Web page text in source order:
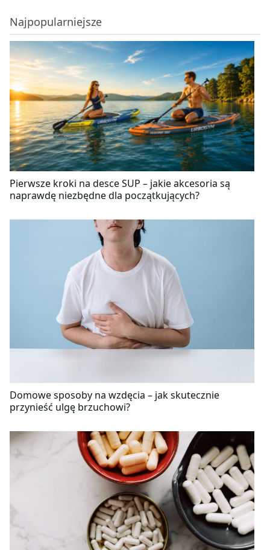
Najpopularniejsze
Pierwsze kroki na desce SUP – jakie akcesoria są
naprawdę niezbędne dla początkujących?
Domowe sposoby na wzdęcia – jak skutecznie
przynieść ulgę brzuchowi?